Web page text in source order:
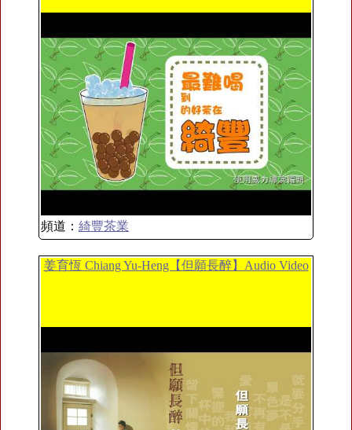
頻道： 綺豐茶業
姜育恆 Chiang Yu-Heng【但願長醉】Audio Video